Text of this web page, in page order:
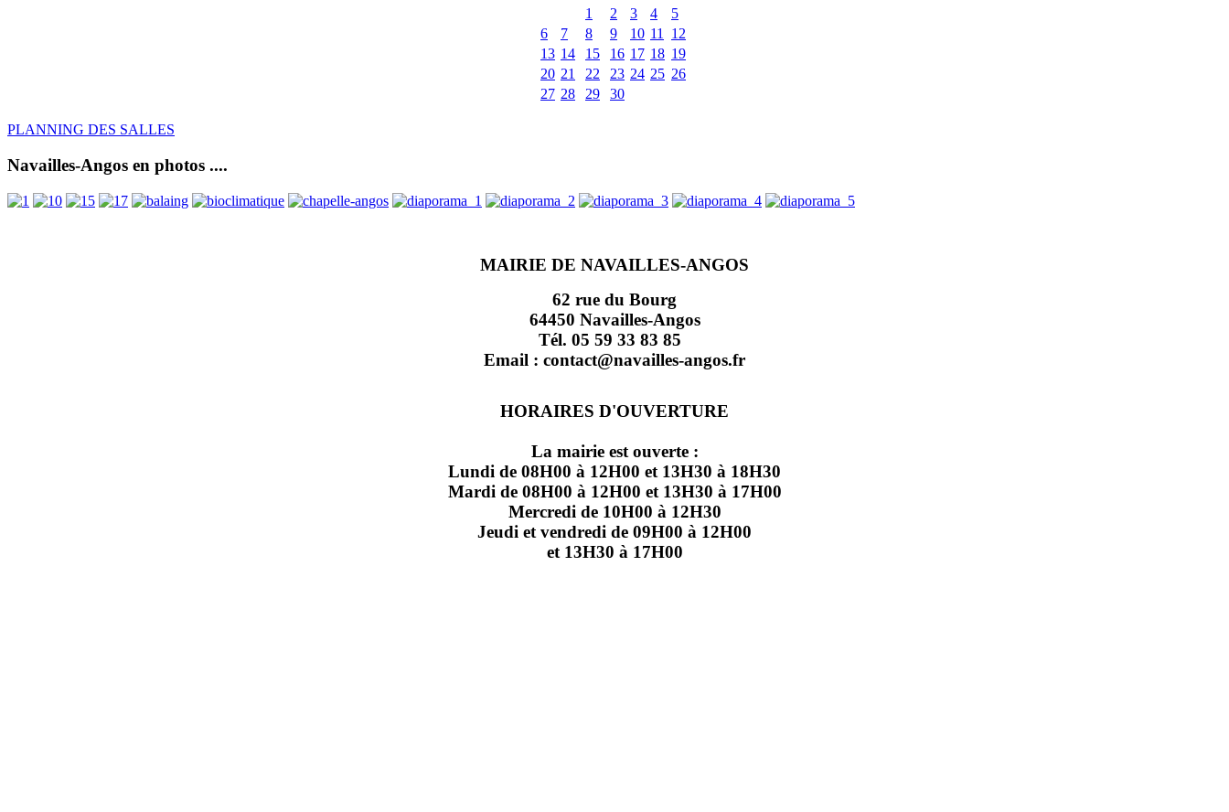
1
2 3 4
5
6
7 8 9 10 11
12
13 14 15 16 17 18 19
20 21 22 23 24 25 26
27 28 29 30
PLANNING DES SALLES
Navailles-Angos en photos ....
MAIRIE DE NAVAILLES-ANGOS
62 rue du Bourg
64450 Navailles-Angos
Tél. 05 59 33 83 85
Email : contact@navailles-angos.fr
HORAIRES D'OUVERTURE
La mairie est ouverte :
Lundi de 08H00 à 12H00 et 13H30 à 18H30
Mardi de 08H00 à 12H00 et 13H30 à 17H00
Mercredi de 10H00 à 12H30
Jeudi et vendredi de 09H00 à 12H00
et 13H30 à 17H00